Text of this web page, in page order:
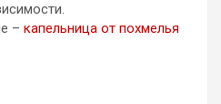
– капельница от похмелья